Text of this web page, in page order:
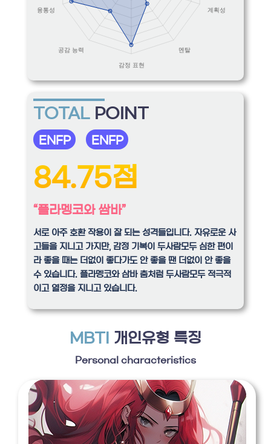
TOTAL POINT
ENFP ENFP
84.75점
“플라멩코와 쌈바”
서로 아주 호환 작용이 잘 되는 성격들입니다. 자유로운 사
고들을 지니고 가지만, 감정 기복이 두사람모두 심한 편이
라 좋을 때는 더없이 좋다가도 안 좋을 땐 더없이 안 좋을
수 있습니다. 플라멩코와 삼바 춤처럼 두사람모두 적극적
이고 열정을 지니고 있습니다.
MBTI 개인유형 특징
Personal characteristics